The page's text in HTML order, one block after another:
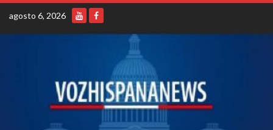
Skip
content
agosto 6, 2026